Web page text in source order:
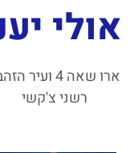
אולי
ארו שאה 4 ועיר
רשני צ'קשי